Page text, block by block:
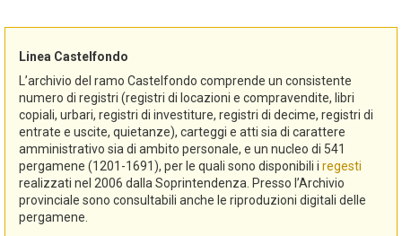
Linea Castelfondo
L’archivio del ramo Castelfondo comprende un consistente
numero di registri (registri di locazioni e compravendite, libri
copiali, urbari, registri di investiture, registri di decime, registri di
entrate e uscite, quietanze), carteggi e atti sia di carattere
amministrativo sia di ambito personale, e un nucleo di 541
pergamene (1201-1691), per le quali sono disponibili i regesti
realizzati nel 2006 dalla Soprintendenza. Presso l’Archivio
provinciale sono consultabili anche le riproduzioni digitali delle
pergamene.